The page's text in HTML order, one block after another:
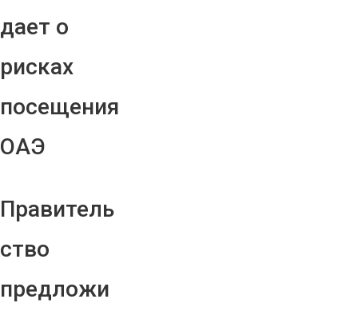
дает о
рисках
посещения
ОАЭ
Правитель
ство
предложи